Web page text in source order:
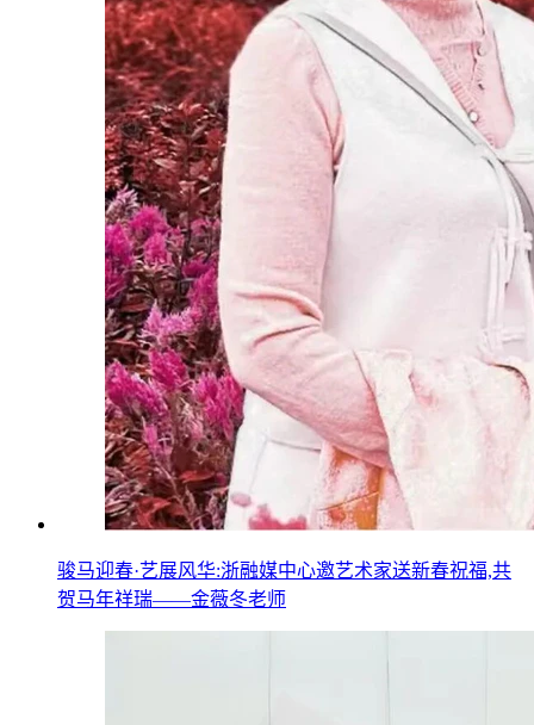
骏马迎春·艺展风华:浙融媒中心邀艺术家送新春祝福,共
贺马年祥瑞——金薇冬老师